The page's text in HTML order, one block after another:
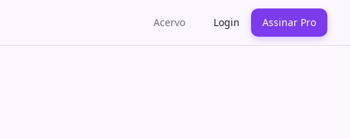
Acervo Login Assinar Pro